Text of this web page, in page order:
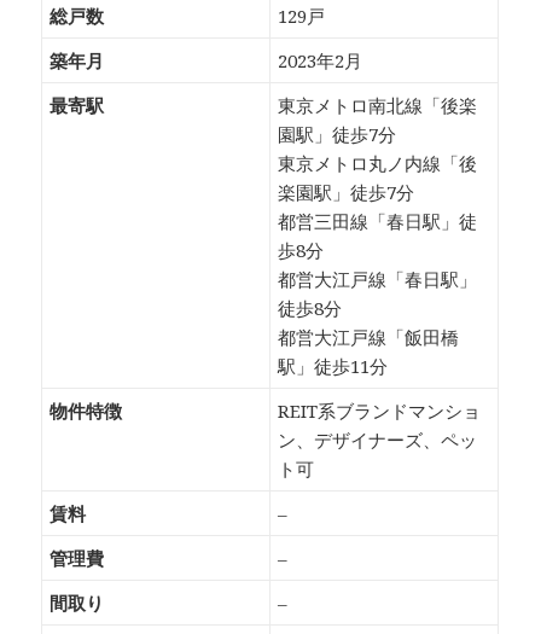
総戸数
129戸
築年月
2023年2月
最寄駅
東京メトロ南北線「後楽
園駅」徒歩7分
東京メトロ丸ノ内線「後
楽園駅」徒歩7分
都営三田線「春日駅」徒
歩8分
都営大江戸線「春日駅」
徒歩8分
都営大江戸線「飯田橋
駅」徒歩11分
物件特徴
REIT系ブランドマンショ
ン、デザイナーズ、ペッ
ト可
賃料
–
管理費
–
間取り
–